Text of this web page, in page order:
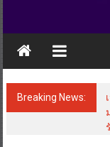
Breaking News: